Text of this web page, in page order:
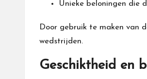
Unieke beloningen die
Door gebruik te maken van
wedstrijden.
Geschiktheid en